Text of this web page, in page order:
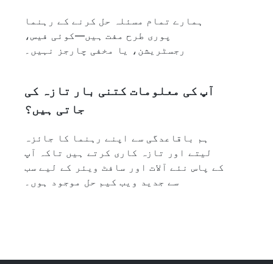
ہمارے تمام مسئلہ حل کرنے کے رہنما
پوری طرح مفت ہیں—کوئی فیس،
رجسٹریشن، یا مخفی چارجز نہیں۔
آپ کی معلومات کتنی بار تازہ کی
جاتی ہیں؟
ہم باقاعدگی سے اپنے رہنما کا جائزہ
لیتے اور تازہ کاری کرتے ہیں تاکہ آپ
کے پاس نئے آلات اور سافٹ ویئر کے لیے سب
سے جدید ویب کیم حل موجود ہوں۔